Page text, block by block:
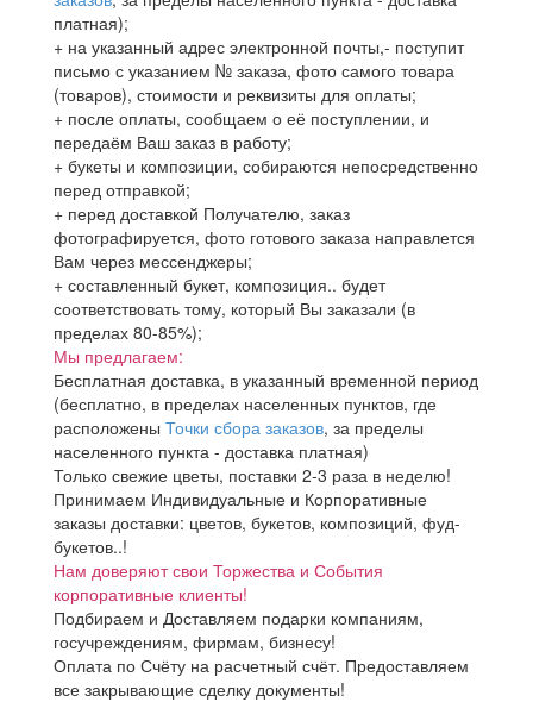
платная);
+ на указанный адрес электронной почты,- поступит
письмо с указанием № заказа, фото самого товара
(товаров), стоимости и реквизиты для оплаты;
+ после оплаты, сообщаем о её поступлении, и
передаём Ваш заказ в работу;
+ букеты и композиции, собираются непосредственно
перед отправкой;
+ перед доставкой Получателю, заказ
фотографируется, фото готового заказа направлется
Вам через мессенджеры;
+ составленный букет, композиция.. будет
соответствовать тому, который Вы заказали (в
пределах 80-85%);
Мы предлагаем:
Бесплатная доставка, в указанный временной период
(бесплатно, в пределах населенных пунктов, где
расположены Точки сбора заказов, за пределы
населенного пункта - доставка платная)
Только свежие цветы, поставки 2-3 раза в неделю!
Принимаем Индивидуальные и Корпоративные
заказы доставки: цветов, букетов, композиций, фуд-
букетов..!
Нам доверяют свои Торжества и События
корпоративные клиенты!
Подбираем и Доставляем подарки компаниям,
госучреждениям, фирмам, бизнесу!
Оплата по Счёту на расчетный счёт. Предоставляем
все закрывающие сделку документы!